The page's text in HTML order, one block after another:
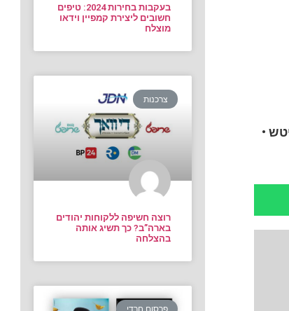
•
בעקבות בחירות 2024: טיפים
חשובים ליצירת קמפיין וידאו
מוצלח
צרכנות
רוצה חשיפה ללקוחות יהודים
בארה”ב? כך תשיג אותה
בהצלחה
פרסום חרדי